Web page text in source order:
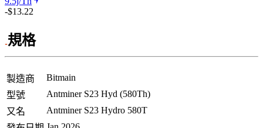
-$13.22
規格
製造商
Bitmain
型號
Antminer S23 Hyd (580Th)
又名
Antminer S23 Hydro 580T